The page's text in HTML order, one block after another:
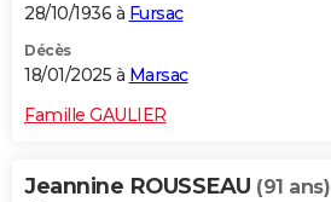
28/10/1936 à Fursac
Décès
18/01/2025 à Marsac
Famille GAULIER
Jeannine ROUSSEAU (91 ans)